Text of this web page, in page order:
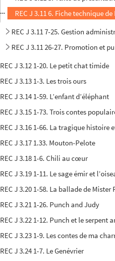
REC J 3.11 6. Fiche technique
REC J 3.11 7-25. Gestion
REC J 3.11 26-27. Promotion et
REC J 3.12 1-20. Le petit chat timide
REC J 3.13 1-3. Les trois ours
REC J 3.14 1-59. L’enfant d’éléphant
REC J 3.15 1-73. Trois contes
REC J 3.16 1-66. La tragique
REC J 3.17 1.33. Mouton-Pelote
REC J 3.18 1-6. Chili au cœur
REC J 3.19 1-11. Le sage émir et
REC J 3.20 1-58. La ballade de Mister
REC J 3.21 1-26. Punch and Judy
REC J 3.22 1-12. Punch et le serpent
REC J 3.23 1-9. Les contes de ma
REC J 3.24 1-7. Le Genévrier